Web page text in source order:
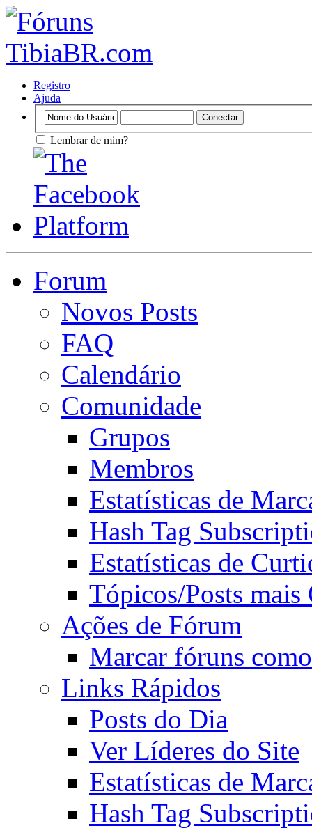
Registro
Ajuda
Lembrar de mim?
Forum
Novos Posts
FAQ
Calendário
Comunidade
Grupos
Membros
Estatísticas de
Hash Tag
Estatísticas de
Tópicos/Posts mais
Ações de Fórum
Marcar fóruns
Links Rápidos
Posts do Dia
Ver Líderes do Site
Estatísticas de
Hash Tag